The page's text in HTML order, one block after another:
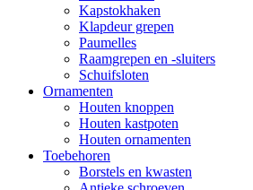
Kapstokhaken
Klapdeur grepen
Paumelles
Raamgrepen en -sluiters
Schuifsloten
Ornamenten
Houten knoppen
Houten kastpoten
Houten ornamenten
Toebehoren
Borstels en kwasten